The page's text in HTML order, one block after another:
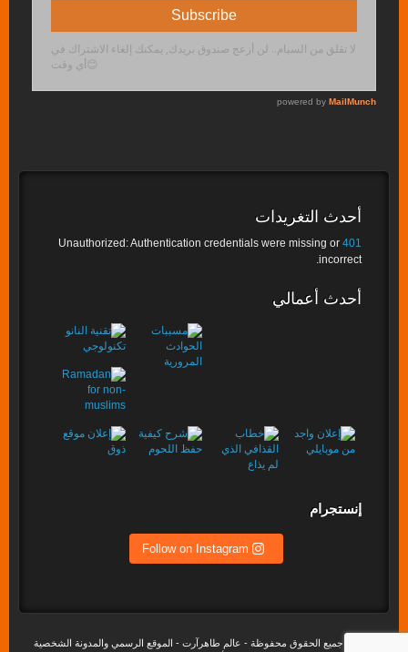
أحدث التغريدات
401
Unauthorized: Authentication credentials were missing or
incorrect.
أحدث أعمالي
إنستجرام
Follow on Instagram
©2020 جميع الحقوق محفوظة - عالم طاهرآرت - الموقع الرسمي والمدونة الشخصية